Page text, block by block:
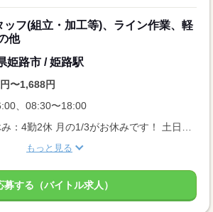
ッフ(組立・加工等)、ライン作業、軽
他
姫路市 / 姫路駅
〜1,688円
、08:30〜18:00
もっと見る
募する（バイトル求人）